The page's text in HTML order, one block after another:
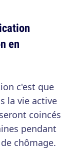
en
c'est que
la vie active
coincés
pendant
chômage.